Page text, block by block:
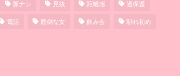
脈ナシ 見抜 距離感 過保護
電話 面倒な女 飲み会 馴れ初め